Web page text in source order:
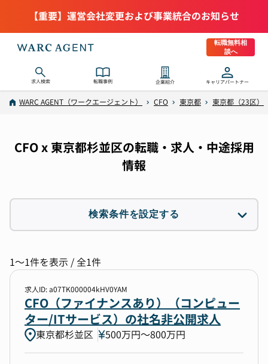
【重要】運営会社変更および事業統合のお知らせ
転職無料相
談へ
求人検索 転職事例 企業紹介 キャリアパートナー
WARC AGENT（ワークエージェント） CFO 東京都 東京都（23区）
CFO x 東京都杉並区の転職・求人・中途採用
情報
検索条件を設定する
2件選択
勤務地
1件選択
年収
1〜1件を表示 / 全1件
求人ID: a07TK000004kHV0YAM
CFO（ファイナンスあり）（コンピュー
ター/ITサービス）の社名非公開求人
東京都杉並区 500万円〜800万円